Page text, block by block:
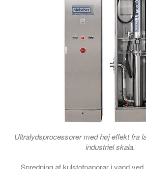
Ultralydsprocessorer med høj effekt fra
industriel skala.
Spredning af kulstofnanorør i vand